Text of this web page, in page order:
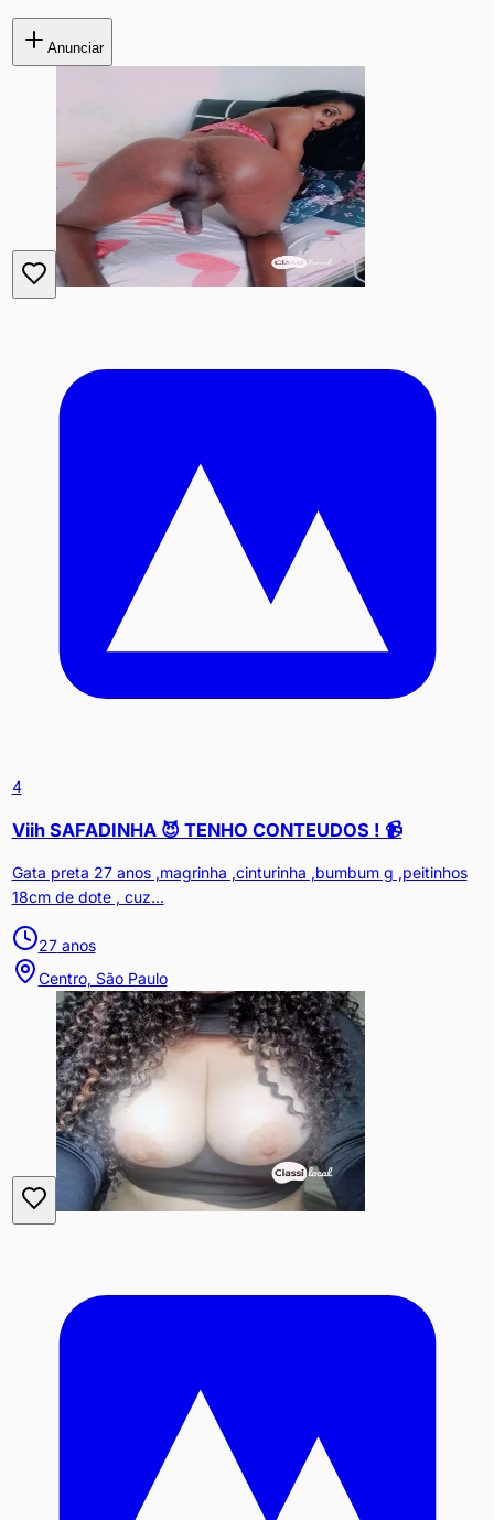
Anunciar
4
Viih SAFADINHA 😈 TENHO CONTEUDOS ! 📹
Gata preta 27 anos ,magrinha ,cinturinha ,bumbum g ,peitinhos
18cm de dote , cuz...
27anos
Centro, São Paulo